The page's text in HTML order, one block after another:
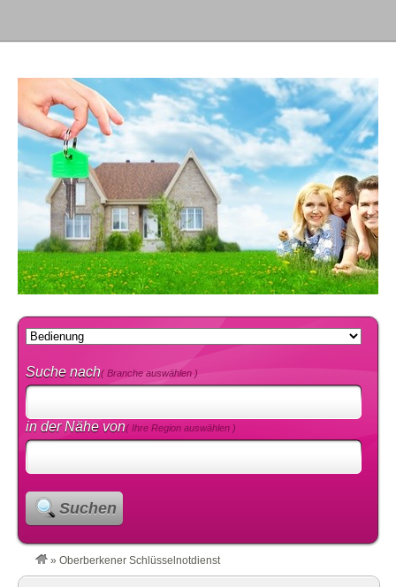
Suche nach( Branche auswählen )
in der Nähe von( Ihre Region auswählen )
Suchen
» Oberberkener Schlüsselnotdienst